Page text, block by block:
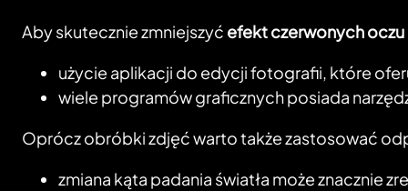
Aby skutecznie zmniejszyć efekt czerwonych oczu
użycie aplikacji do edycji fotografii, które
wiele programów graficznych posiada
Oprócz obróbki zdjęć warto także zastosować
zmiana kąta padania światła może znacznie